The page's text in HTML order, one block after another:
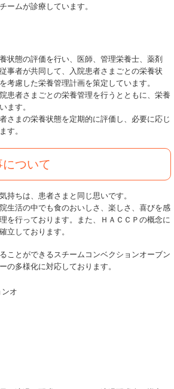
ームが診療しています。
状態の評価を行い、医師、管理栄養士、薬剤
事者が共同して、入院患者さまごとの栄養状
考慮した栄養管理計画を策定しています。
患者さまごとの栄養管理を行うとともに、栄養
ます。
さまの栄養状態を定期的に評価し、必要に応じ
す。
について
持ちは、患者さまと同じ思いです。
生活の中でも食のおいしさ、楽しさ、喜びを感
を行っております。また、ＨＡＣＣＰの概念に
立しております。
ことができるスチームコンベクションオーブン
の多様化に対応しております。